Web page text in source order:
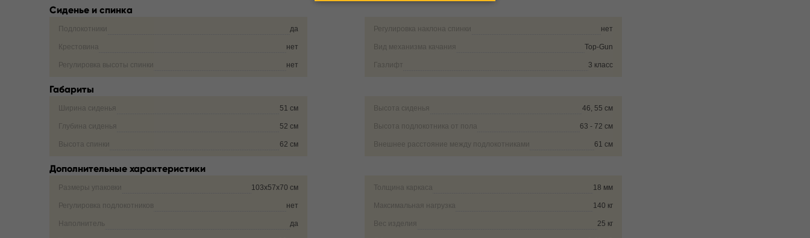
Сиденье и спинка
Подлокотники да
Крестовина нет
Регулировка высоты спинки нет
Регулировка наклона спинки нет
Вид механизма качания Top-Gun
Газлифт 3 класс
Габариты
Ширина сиденья 51 см
Глубина сиденья 52 см
Высота спинки 62 см
Высота сиденья 46, 55 см
Высота подлокотника от пола 63 - 72 см
Внешнее расстояние между подлокотниками 61 см
Дополнительные характеристики
Размеры упаковки 103х57х70 см
Регулировка подлокотников нет
Наполнитель да
Толщина каркаса 18 мм
Максимальная нагрузка 140 кг
Вес изделия 25 кг